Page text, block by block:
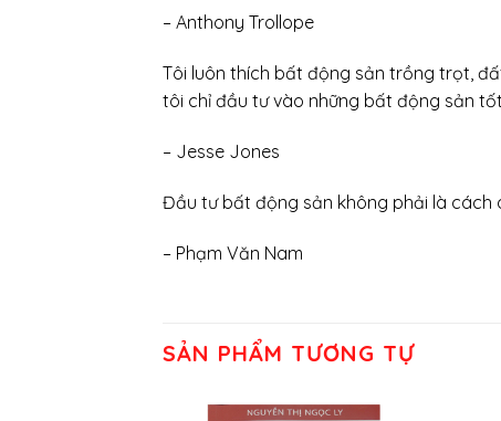
– Anthony Trollope
Tôi luôn thích bất động sản trồng trọt,
tôi chỉ đầu tư vào những bất động sản
– Jesse Jones
Đầu tư bất động sản không phải là cách
– Phạm Văn Nam
SẢN PHẨM TƯƠNG TỰ